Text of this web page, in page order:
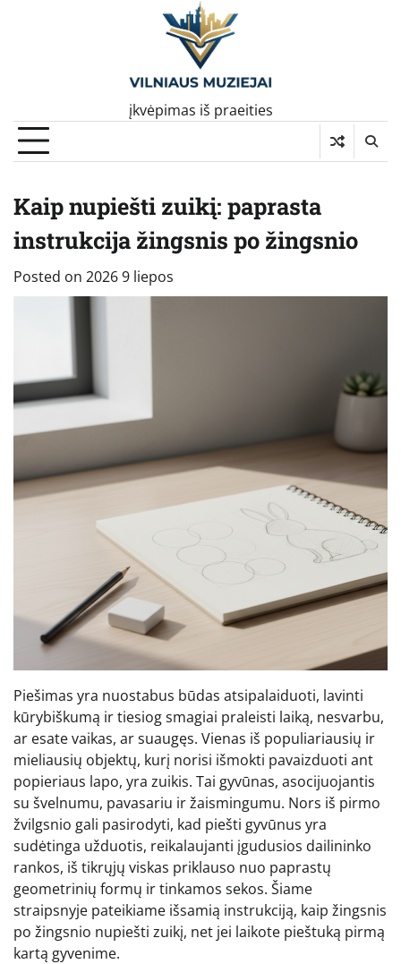
įkvėpimas iš praeities
Kaip nupiešti zuikį: paprasta
instrukcija žingsnis po žingsnio
Posted on 2026 9 liepos
Piešimas yra nuostabus būdas atsipalaiduoti, lavinti
kūrybiškumą ir tiesiog smagiai praleisti laiką, nesvarbu,
ar esate vaikas, ar suaugęs. Vienas iš populiariausių ir
mieliausių objektų, kurį norisi išmokti pavaizduoti ant
popieriaus lapo, yra zuikis. Tai gyvūnas, asocijuojantis
su švelnumu, pavasariu ir žaismingumu. Nors iš pirmo
žvilgsnio gali pasirodyti, kad piešti gyvūnus yra
sudėtinga užduotis, reikalaujanti įgudusios dailininko
rankos, iš tikrųjų viskas priklauso nuo paprastų
geometrinių formų ir tinkamos sekos. Šiame
straipsnyje pateikiame išsamią instrukciją, kaip žingsnis
po žingsnio nupiešti zuikį, net jei laikote pieštuką pirmą
kartą gyvenime.